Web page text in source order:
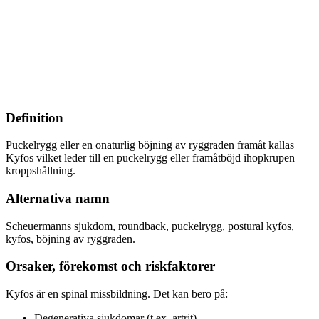
Definition
Puckelrygg eller en onaturlig böjning av ryggraden framåt kallas
Kyfos vilket leder till en puckelrygg eller framåtböjd ihopkrupen
kroppshållning.
Alternativa namn
Scheuermanns sjukdom, roundback, puckelrygg, postural kyfos,
kyfos, böjning av ryggraden.
Orsaker, förekomst och riskfaktorer
Kyfos är en spinal missbildning. Det kan bero på: